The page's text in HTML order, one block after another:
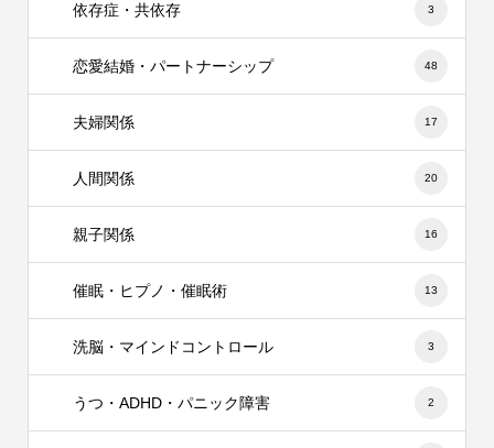
依存症・共依存 3
恋愛結婚・パートナーシップ 48
夫婦関係 17
人間関係 20
親子関係 16
催眠・ヒプノ・催眠術 13
洗脳・マインドコントロール 3
うつ・ADHD・パニック障害 2